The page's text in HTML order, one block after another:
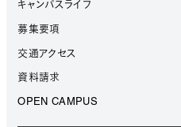
キャンパスライフ
募集要項
交通アクセス
資料請求
OPEN CAMPUS